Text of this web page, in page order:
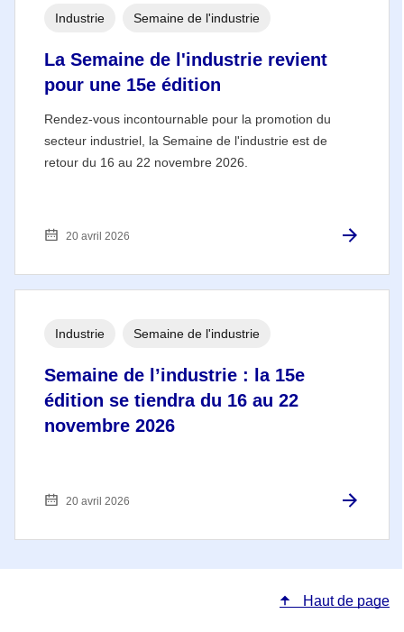
La Semaine de l'industrie revient
pour une 15e édition
Rendez-vous incontournable pour la promotion du
secteur industriel, la Semaine de l'industrie est de
retour du 16 au 22 novembre 2026.
Industrie Semaine de l'industrie
20 avril 2026
Semaine de l’industrie : la 15e
édition se tiendra du 16 au 22
novembre 2026
Industrie Semaine de l'industrie
20 avril 2026
Haut de page